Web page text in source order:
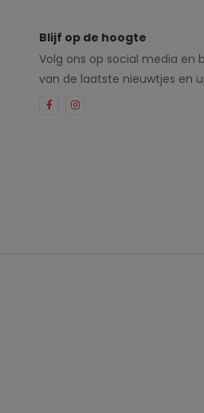
Blijf op de hoogte
Volg ons op social media en
van de laatste nieuwtjes en